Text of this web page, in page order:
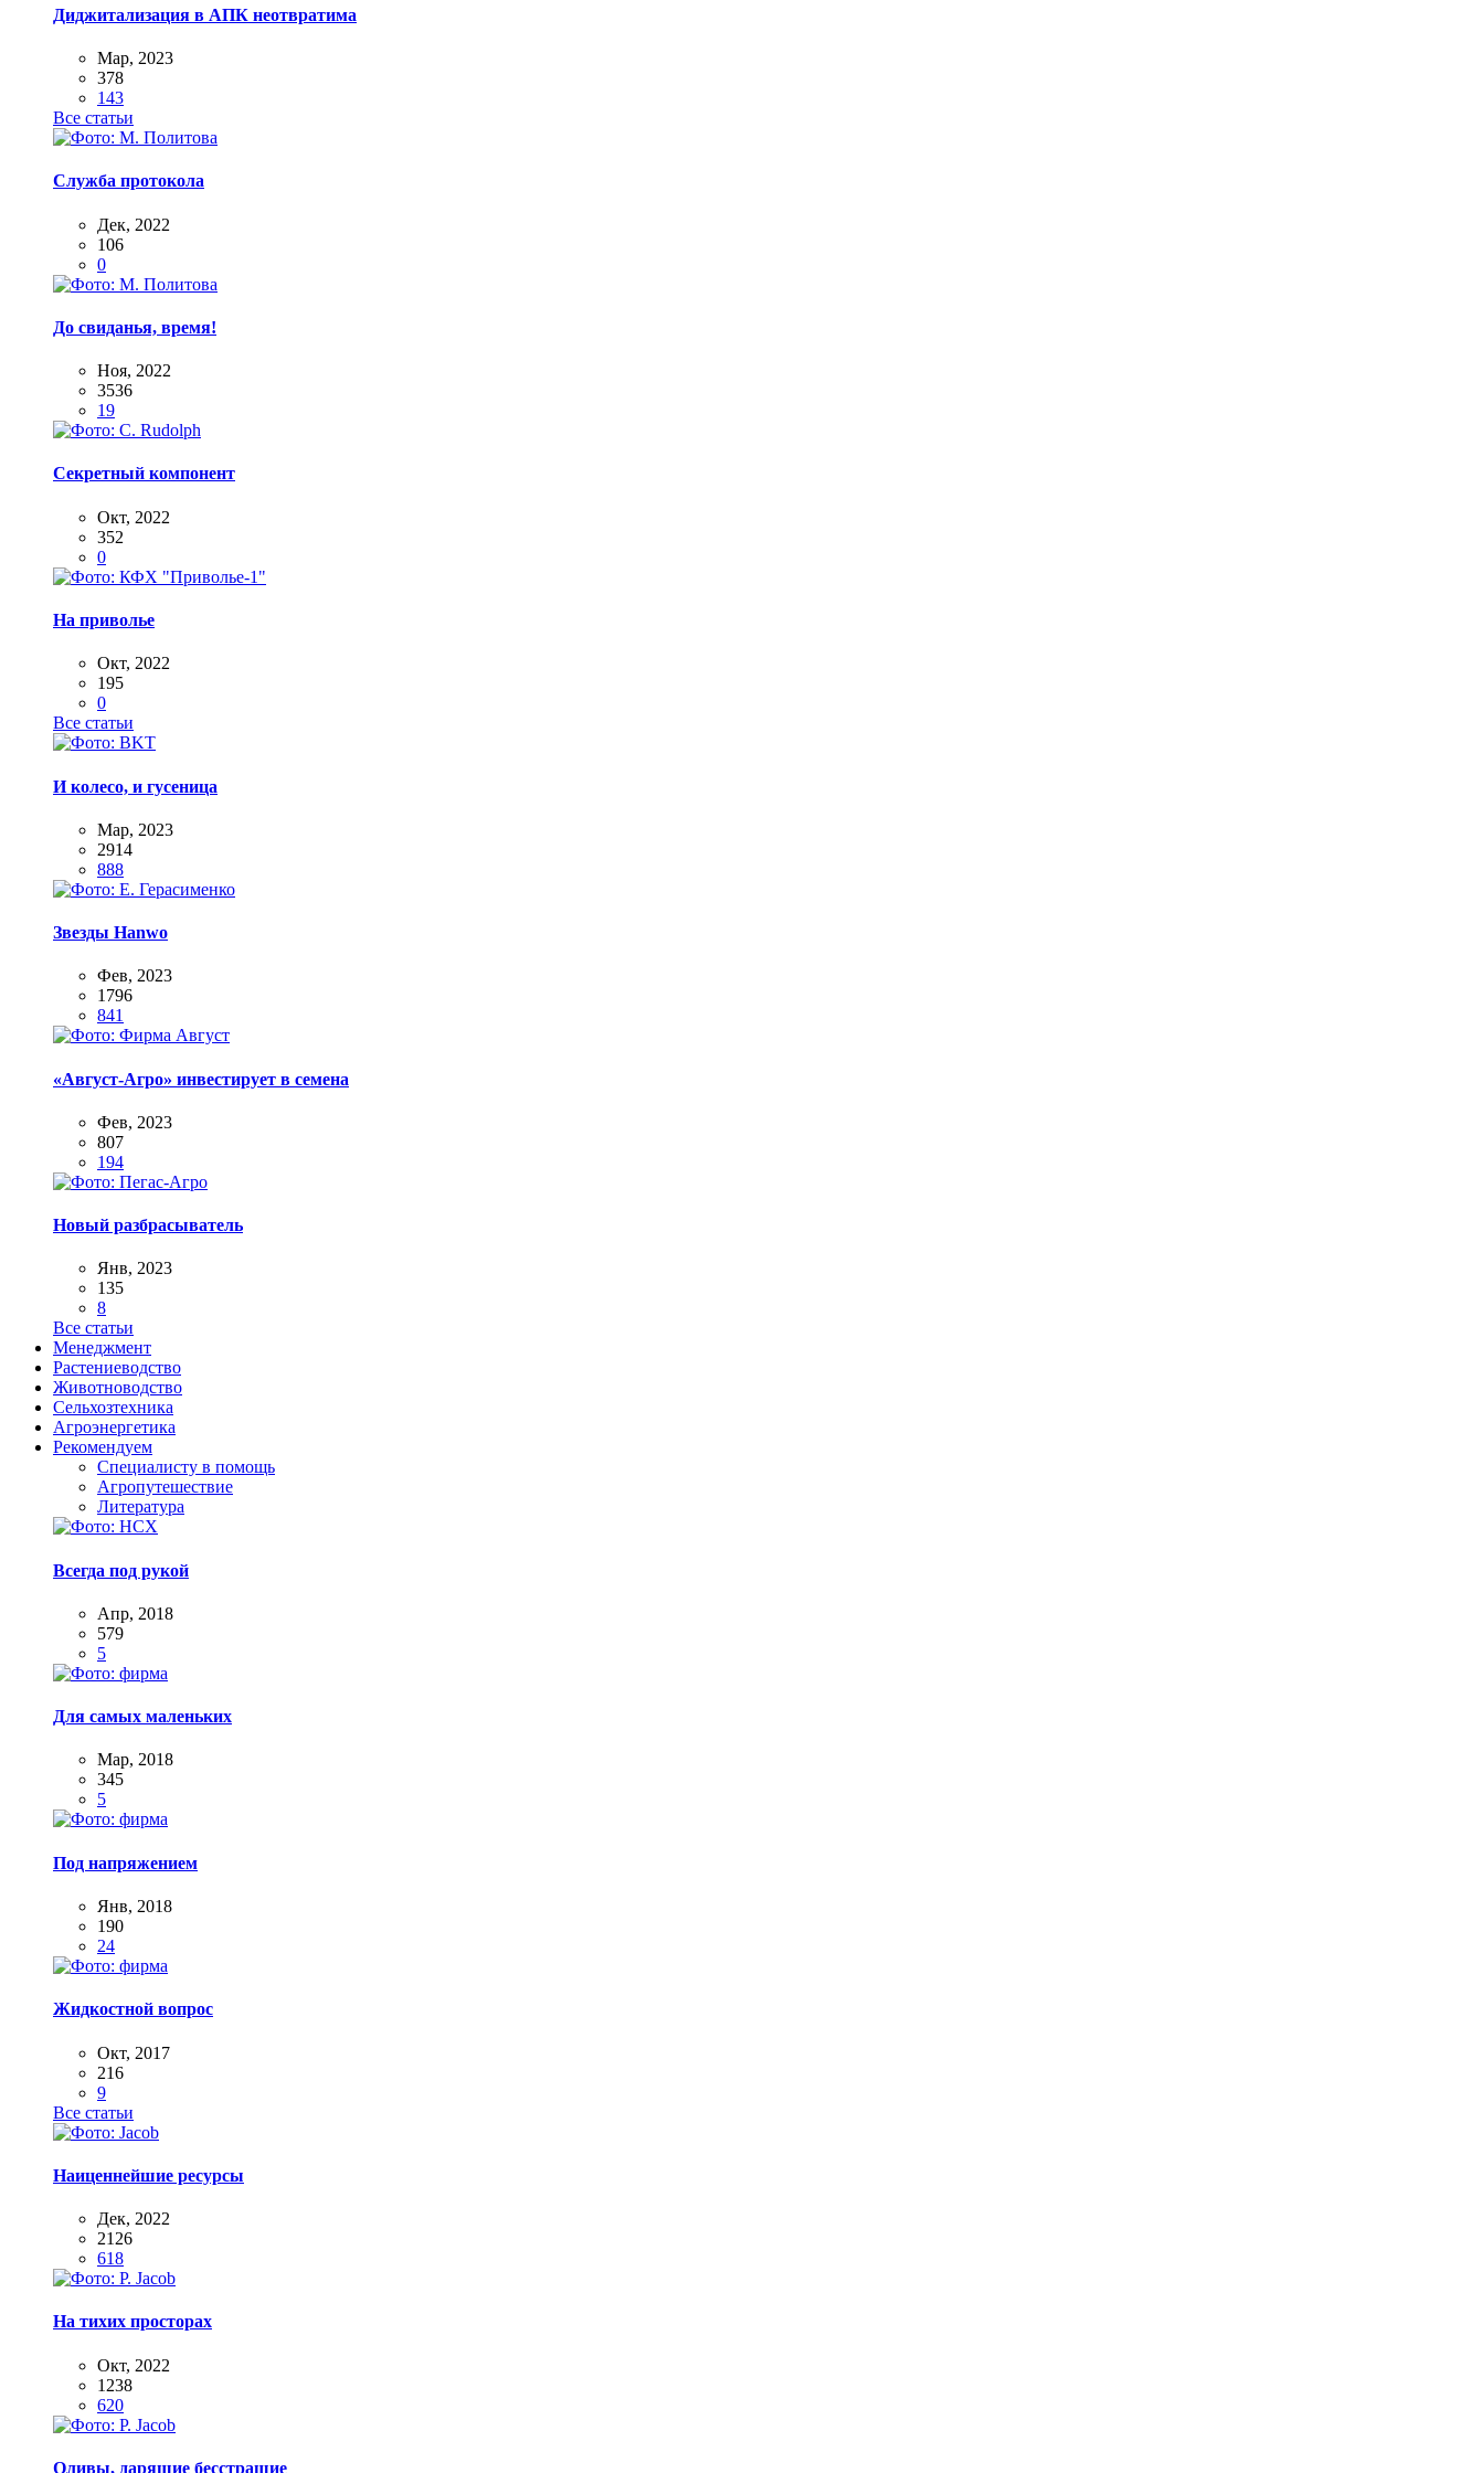
Диджитализация в АПК неотвратима
Мар, 2023
378
143
Все статьи
Служба протокола
Дек, 2022
106
0
До свиданья, время!
Ноя, 2022
3536
19
Секретный компонент
Окт, 2022
352
0
На приволье
Окт, 2022
195
0
Все статьи
И колесо, и гусеница
Мар, 2023
2914
888
Звезды Hanwo
Фев, 2023
1796
841
«Август-Агро» инвестирует в семена
Фев, 2023
807
194
Новый разбрасыватель
Янв, 2023
135
8
Все статьи
Менеджмент
Растениеводство
Животноводство
Сельхозтехника
Агроэнергетика
Рекомендуем
Специалисту в помощь
Агропутешествие
Литература
Всегда под рукой
Апр, 2018
579
5
Для самых маленьких
Мар, 2018
345
5
Под напряжением
Янв, 2018
190
24
Жидкостной вопрос
Окт, 2017
216
9
Все статьи
Наиценнейшие ресурсы
Дек, 2022
2126
618
На тихих просторах
Окт, 2022
1238
620
Оливы, дарящие бесстрашие